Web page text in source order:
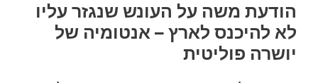
הודעת משה על העונש שנגזר עליו
לא להיכנס לארץ – אנטומיה של
יושרה פוליטית